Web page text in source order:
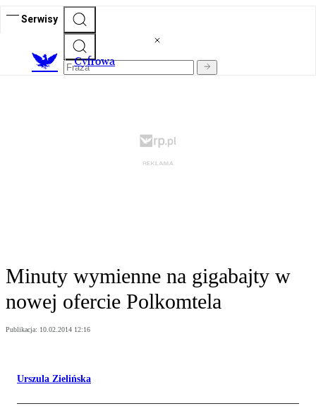
Serwisy
Cyfrowa
Minuty wymienne na gigabajty w
nowej ofercie Polkomtela
Publikacja: 10.02.2014 12:16
Urszula Zielińska